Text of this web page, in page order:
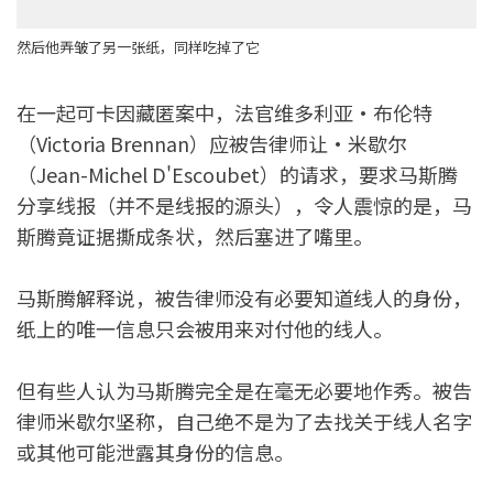
然后他弄皱了另一张纸，同样吃掉了它
在一起可卡因藏匿案中，法官维多利亚·布伦特
（Victoria Brennan）应被告律师让·米歇尔
（Jean-Michel D'Escoubet）的请求，要求马斯腾
分享线报（并不是线报的源头），令人震惊的是，马
斯腾竟证据撕成条状，然后塞进了嘴里。
马斯腾解释说，被告律师没有必要知道线人的身份，
纸上的唯一信息只会被用来对付他的线人。
但有些人认为马斯腾完全是在毫无必要地作秀。被告
律师米歇尔坚称，自己绝不是为了去找关于线人名字
或其他可能泄露其身份的信息。